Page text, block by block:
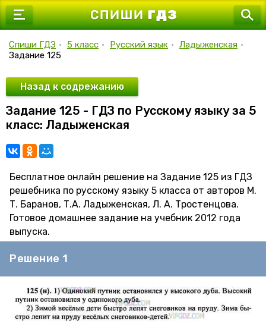
7 класс
9 класс
10 класс
11 класс
Спиши ГДЗ • 5 класс • Русский язык • Ладыженская •
Задание 125
Назад к содрежанию
Задание 125 - ГДЗ по Русскому языку за 5
класс: Ладыженская
Бесплатное онлайн решение на Задание 125 из ГДЗ
решебника по русскому языку 5 класса от авторов М.
Т. Баранов, Т.А. Ладыженская, Л. А. Тростенцова.
Готовое домашнее задание на учебник 2012 года
выпуска.
Решение 1